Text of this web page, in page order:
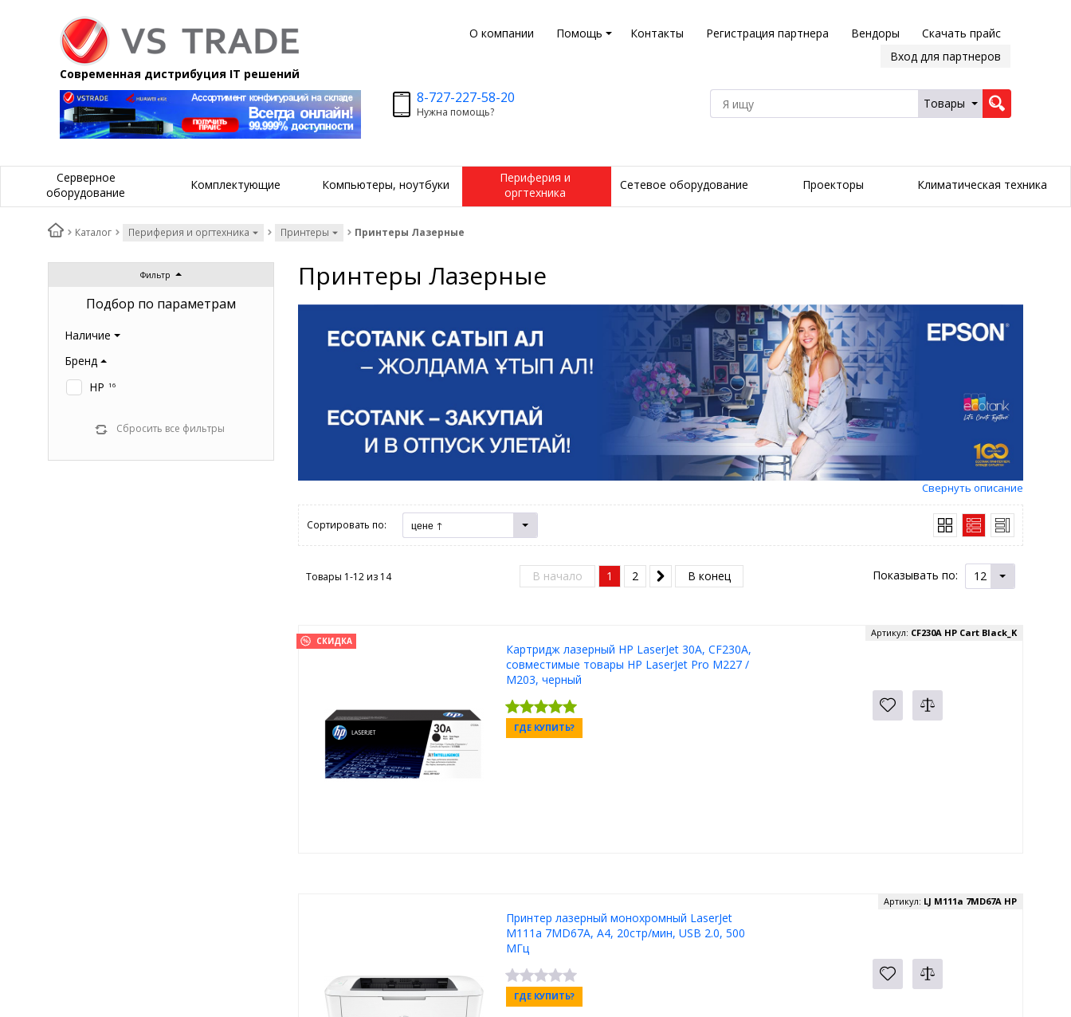
О компании Помощь Контакты Регистрация партнера Вендоры
Скачать прайс
Вход для партнеров
Современная дистрибуция IT решений
8-727-227-58-20
Нужна помощь?
Товары
Серверное
оборудование
Комплектующие Компьютеры, ноутбуки
Периферия и
оргтехника
Сетевое оборудование Проекторы Климатическая техника
Каталог Периферия и оргтехника Принтеры Принтеры Лазерные
Фильтр
Подбор по параметрам
Наличие
Бренд
HP
16
Сбросить все фильтры
Принтеры Лазерные
Свернуть описание
Сортировать по: цене ↑
Показывать по: 12
Товары 1-12 из 14 В начало 1 2 В конец
СКИДКА
Картридж лазерный HP LaserJet 30A, CF230A,
совместимые товары HP LaserJet Pro M227 /
M203, черный
Артикул: CF230A HP Cart Black_K
ГДЕ КУПИТЬ?
Принтер лазерный монохромный LaserJet
M111a 7MD67A, A4, 20стр/мин, USB 2.0, 500
MГц
Артикул: LJ M111a 7MD67A HP
ГДЕ КУПИТЬ?